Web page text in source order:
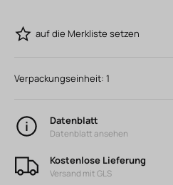
auf die Merkliste setzen
Verpackungseinheit: 1
Datenblatt
Datenblatt ansehen
Kostenlose Lieferung
Versand mit GLS